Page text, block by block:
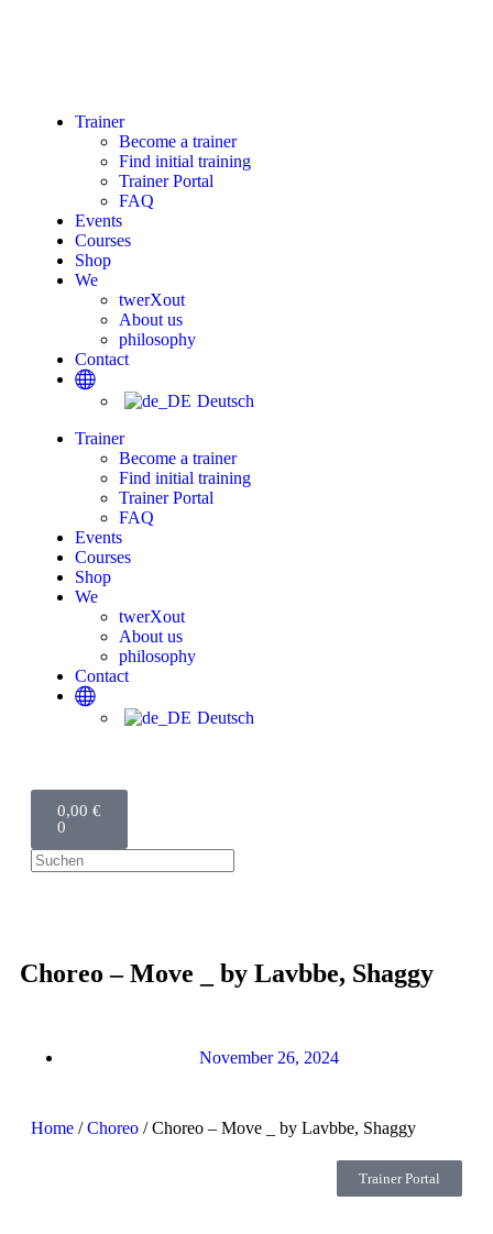
Trainer
Become a trainer
Find initial training
Trainer Portal
FAQ
Events
Courses
Shop
We
twerXout
About us
philosophy
Contact
Deutsch
Trainer
Become a trainer
Find initial training
Trainer Portal
FAQ
Events
Courses
Shop
We
twerXout
About us
philosophy
Contact
Deutsch
0,00 €
0
Choreo – Move _ by Lavbbe, Shaggy
November 26, 2024
Home /Choreo / Choreo – Move _ by Lavbbe, Shaggy
Trainer Portal